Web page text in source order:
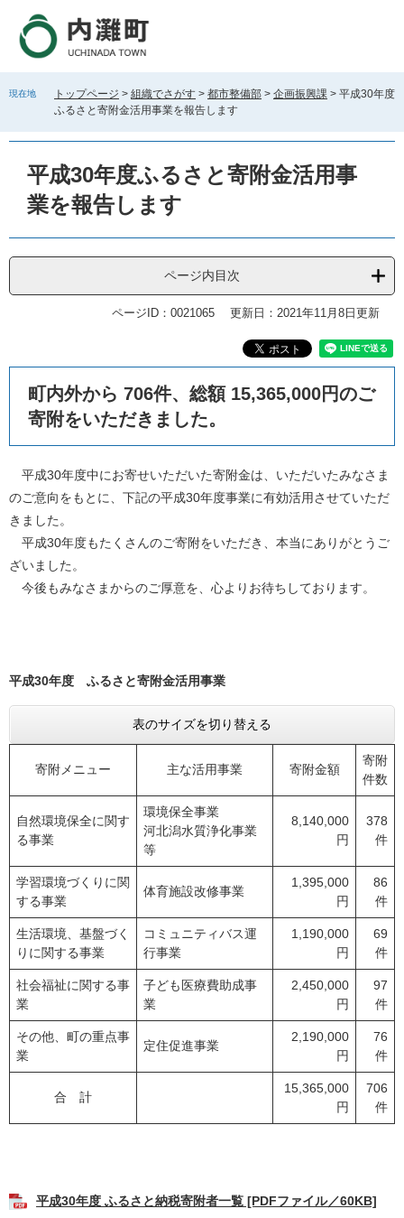
す
し
現在地 トップページ > 組織でさがす > 都市整備部 > 企画振興課 > 平成30年度
ふるさと寄附金活用事業を報告します
平成30年度ふるさと寄附金活用事
業を報告します
ページ内目次
ページID：0021065 更新日：2021年11月8日更新
町内外から 706件、総額 15,365,000円のご
寄附をいただきました。
平成30年度中にお寄せいただいた寄附金は、いただいたみなさま
のご意向をもとに、下記の平成30年度事業に有効活用させていただ
きました。
平成30年度もたくさんのご寄附をいただき、本当にありがとうご
ざいました。
今後もみなさまからのご厚意を、心よりお待ちしております。
平成30年度 ふるさと寄附金活用事業
表のサイズを切り替える
寄附メニュー 主な活用事業 寄附金額
寄附
件数
自然環境保全に関す
る事業
環境保全事業
河北潟水質浄化事業
等
8,140,000
円
378
件
学習環境づくりに関
する事業
体育施設改修事業
1,395,000
円
86
件
生活環境、基盤づく
りに関する事業
コミュニティバス運
行事業
1,190,000
円
69
件
社会福祉に関する事
業
子ども医療費助成事
業
2,450,000
円
97
件
その他、町の重点事
業
定住促進事業
2,190,000
円
76
件
合 計
15,365,000
円
706
件
平成30年度 ふるさと納税寄附者一覧 [PDFファイル／60KB]